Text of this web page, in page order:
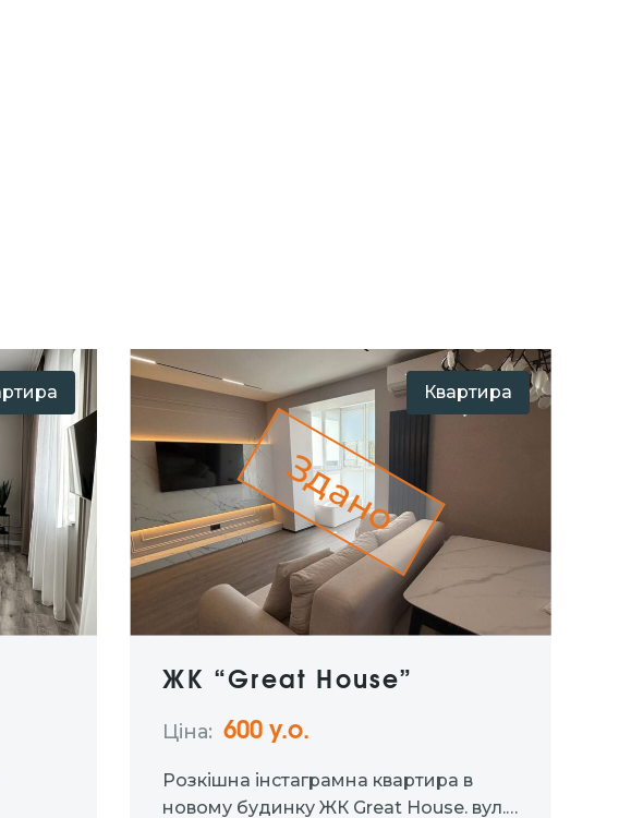
Квартира
Здано
ЖК “Great House”
Ціна: 600 у.о.
Розкішна інстаграмна квартира в
новому будинку ЖК Great House. вул.